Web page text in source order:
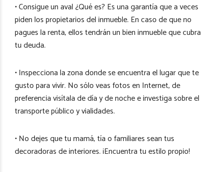
• Consigue un aval ¿Qué es? Es una garantía que a veces
piden los propietarios del inmueble. En caso de que no
pagues la renta, ellos tendrán un bien inmueble que cubra
tu deuda.
• Inspecciona la zona donde se encuentra el lugar que te
gusto para vivir. No sólo veas fotos en Internet, de
preferencia visítala de día y de noche e investiga sobre el
transporte público y vialidades.
• No dejes que tu mamá, tía o familiares sean tus
decoradoras de interiores. ¡Encuentra tu estilo propio!